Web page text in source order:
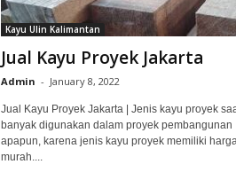
Kayu Ulin Kalimantan
Jual Kayu Proyek Jakarta
Admin - January 8, 2022
Jual Kayu Proyek Jakarta | Jenis kayu proyek
banyak digunakan dalam proyek pembangunan
apapun, karena jenis kayu proyek memiliki
murah....